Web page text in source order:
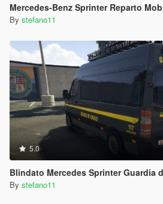
Mercedes-Benz Sprinter Reparto
By stefano11
5.0
Blindato Mercedes Sprinter Guardia
By stefano11